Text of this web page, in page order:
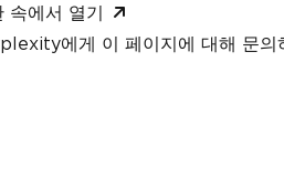
속에서 열기
에게 이 페이지에 대해 문의